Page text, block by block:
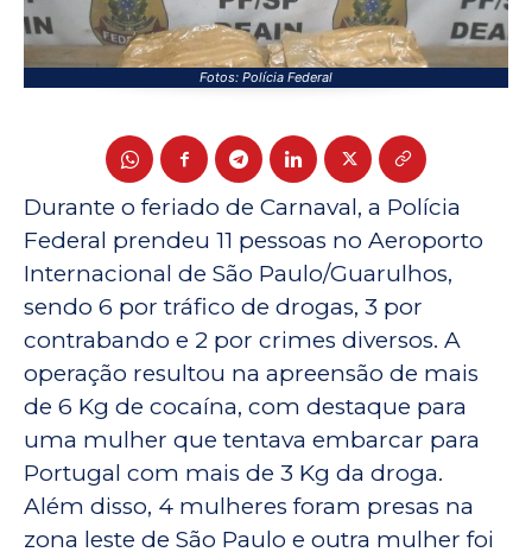
Fotos: Polícia Federal
Durante o feriado de Carnaval, a Polícia
Federal prendeu 11 pessoas no Aeroporto
Internacional de São Paulo/Guarulhos,
sendo 6 por tráfico de drogas, 3 por
contrabando e 2 por crimes diversos. A
operação resultou na apreensão de mais
de 6 Kg de cocaína, com destaque para
uma mulher que tentava embarcar para
Portugal com mais de 3 Kg da droga.
Além disso, 4 mulheres foram presas na
zona leste de São Paulo e outra mulher foi